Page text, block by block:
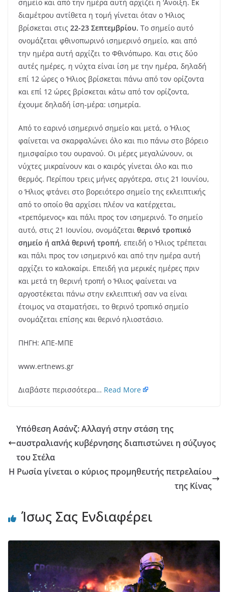
σημείο και από την ημέρα αυτή αρχίζει η ‘Ανοιξη. Εκ
διαμέτρου αντίθετα η τομή γίνεται όταν ο Ήλιος
βρίσκεται στις 22-23 Σεπτεμβρίου. Το σημείο αυτό
ονομάζεται φθινοπωρινό ισημερινό σημείο, και από
την ημέρα αυτή αρχίζει το Φθινόπωρο. Και στις δύο
αυτές ημέρες, η νύχτα είναι ίση με την ημέρα, δηλαδή
επί 12 ώρες ο Ήλιος βρίσκεται πάνω από τον ορίζοντα
και επί 12 ώρες βρίσκεται κάτω από τον ορίζοντα,
έχουμε δηλαδή ίση-μέρα: ισημερία.
Από το εαρινό ισημερινό σημείο και μετά, ο Ήλιος
φαίνεται να σκαρφαλώνει όλο και πιο πάνω στο βόρειο
ημισφαίριο του ουρανού. Οι μέρες μεγαλώνουν, οι
νύχτες μικραίνουν και ο καιρός γίνεται όλο και πιο
θερμός. Περίπου τρεις μήνες αργότερα, στις 21 Ιουνίου,
ο Ήλιος φτάνει στο βορειότερο σημείο της εκλειπτικής
από το οποίο θα αρχίσει πλέον να κατέρχεται,
«τρεπόμενος» και πάλι προς τον ισημερινό. Το σημείο
αυτό, στις 21 Ιουνίου, ονομάζεται θερινό τροπικό
σημείο ή απλά θερινή τροπή, επειδή ο Ήλιος τρέπεται
και πάλι προς τον ισημερινό και από την ημέρα αυτή
αρχίζει το καλοκαίρι. Επειδή για μερικές ημέρες πριν
και μετά τη θερινή τροπή ο Ήλιος φαίνεται να
αργοστέκεται πάνω στην εκλειπτική σαν να είναι
έτοιμος να σταματήσει, το θερινό τροπικό σημείο
ονομάζεται επίσης και θερινό ηλιοστάσιο.
ΠΗΓΗ: ΑΠΕ-ΜΠΕ
www.ertnews.gr
Διαβάστε περισσότερα… Read More
Υπόθεση Ασάνζ: Αλλαγή στην στάση της
αυστραλιανής κυβέρνησης διαπιστώνει η σύζυγος
του Στέλα
Η Ρωσία γίνεται ο κύριος προμηθευτής πετρελαίου
της Κίνας
Ίσως Σας Ενδιαφέρει